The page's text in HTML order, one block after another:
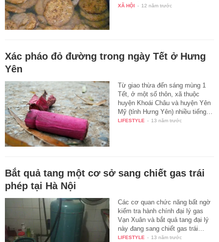
túi…
XÃ HỘI - 12 năm trước
Xác pháo đỏ đường trong ngày Tết ở Hưng
Yên
Từ giao thừa đến sáng mùng 1
Tết, ở một số thôn, xã thuộc
huyện Khoái Châu và huyện Yên
Mỹ (tỉnh Hưng Yên) nhiều tiếng…
LIFESTYLE - 13 năm trước
Bắt quả tang một cơ sở sang chiết gas trái
phép tại Hà Nội
Các cơ quan chức năng bất ngờ
kiểm tra hành chính đại lý gas
Vạn Xuân và bắt quả tang đại lý
này đang sang chiết gas trái…
LIFESTYLE - 13 năm trước